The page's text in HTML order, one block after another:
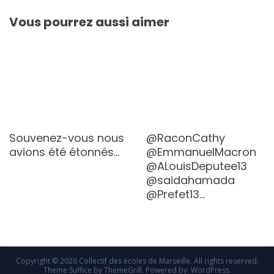
Vous pourrez aussi aimer
Souvenez-vous nous
avions été étonnés…
@RaconCathy
@EmmanuelMacron
@ALouisDeputee13
@saidahamada
@Prefet13…
Copyright © 2026 Collectif des écoles de Marseille. All rights reserved.
Theme Suffice by ThemeGrill. Powered by: WordPress.